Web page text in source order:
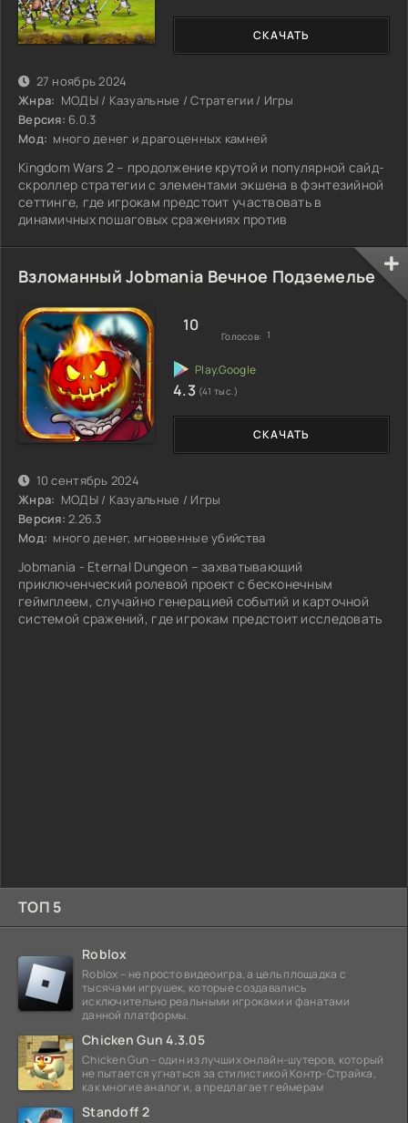
ТОП 5
Roblox
Roblox – не просто видеоигра, а цель площадка с
тысячами игрушек, которые создавались
исключительно реальными игроками и фанатами
данной платформы.
Chicken Gun 4.3.05
Chicken Gun – один из лучших онлайн-шутеров, который
не пытается угнаться за стилистикой Контр-Страйка,
как многие аналоги, а предлагает геймерам
Standoff 2
27 ноябрь 2024
Жнра: МОДЫ / Казуальные / Стратегии / Игры
Версия: 6.0.3
Мод: много денег и драгоценных камней
Kingdom Wars 2 – продолжение крутой и популярной сайд-
скроллер стратегии с элементами экшена в фэнтезийной
сеттинге, где игрокам предстоит участвовать в
динамичных пошаговых сражениях против
СКАЧАТЬ
Взломанный Jobmania Вечное Подземелье
10 сентябрь 2024
Жнра: МОДЫ / Казуальные / Игры
Версия: 2.26.3
Мод: много денег, мгновенные убийства
Jobmania - Eternal Dungeon – захватывающий
приключенческий ролевой проект с бесконечным
геймплеем, случайно генерацией событий и карточной
системой сражений, где игрокам предстоит исследовать
СКАЧАТЬ
10
Голосов: 1
4.3 (41 тыс.)